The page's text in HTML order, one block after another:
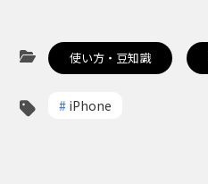
使い方・豆知識
# iPhone